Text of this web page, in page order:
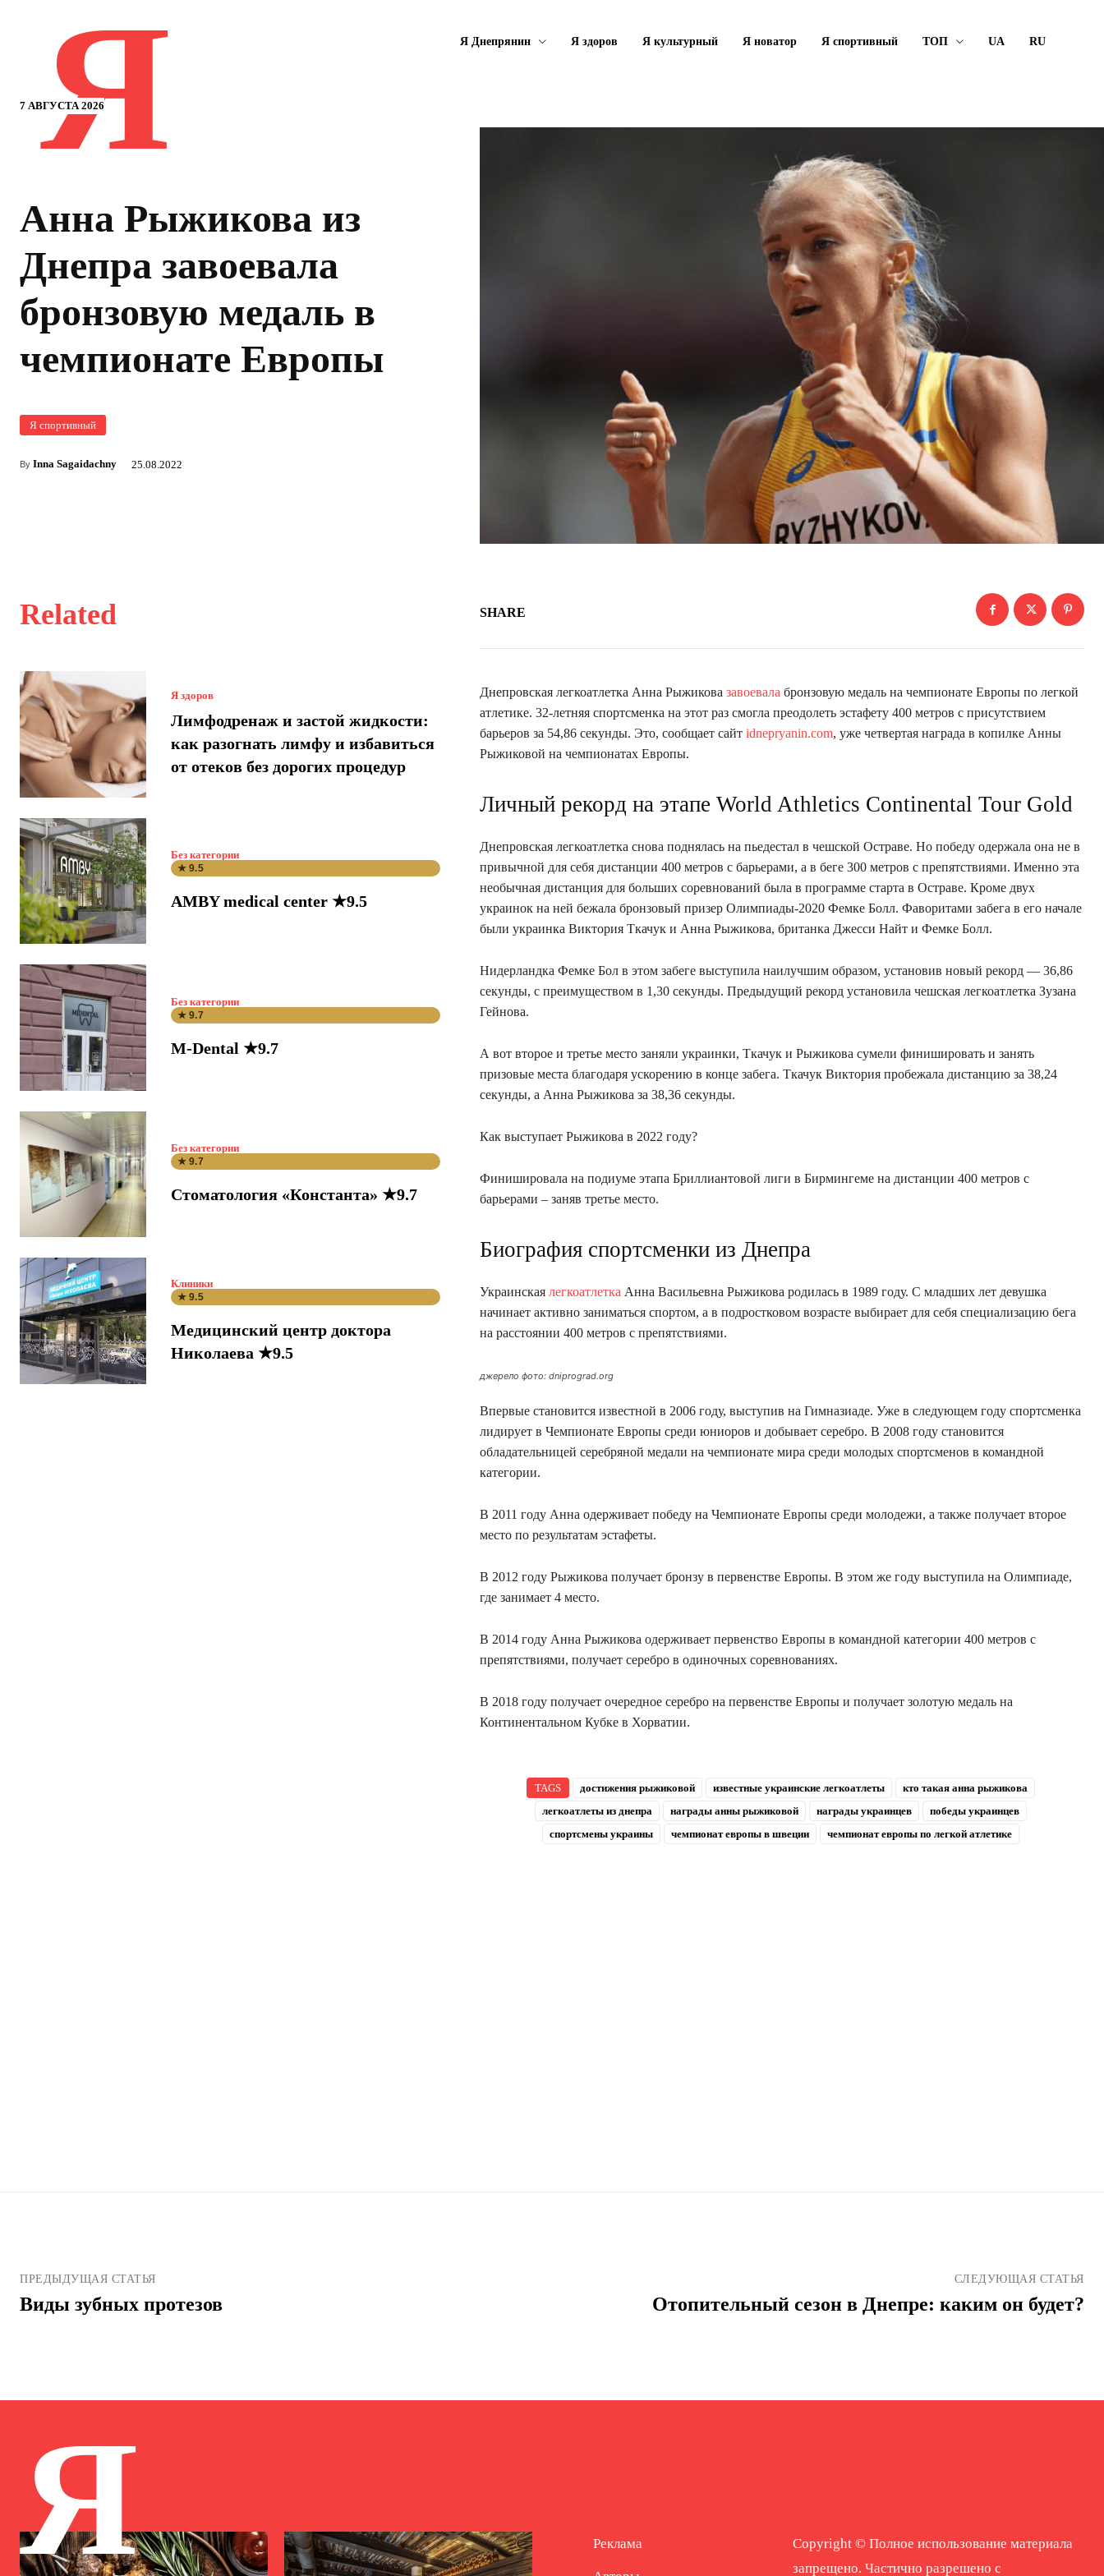
7 АВГУСТА 2026
Я Я Днепрянин Я здоров Я культурный Я новатор Я спортивный ТОП UA RU
Анна Рыжикова из
Днепра завоевала
бронзовую медаль в
чемпионате Европы
Я спортивный
By Inna Sagaidachny 25.08.2022
Related
Я здоров
Лимфодренаж и застой жидкости:
как разогнать лимфу и избавиться
от отеков без дорогих процедур
Без категории
★ 9.5
AMBY medical center ★9.5
Без категории
★ 9.7
M-Dental ★9.7
Без категории
★ 9.7
Стоматология «Константа» ★9.7
Клиники
★ 9.5
Медицинский центр доктора
Николаева ★9.5
SHARE
Днепровская легкоатлетка Анна Рыжикова завоевала бронзовую медаль на чемпионате Европы по легкой
атлетике. 32-летняя спортсменка на этот раз смогла преодолеть эстафету 400 метров с присутствием
барьеров за 54,86 секунды. Это, сообщает сайт idnepryanin.com, уже четвертая награда в копилке Анны
Рыжиковой на чемпионатах Европы.
Личный рекорд на этапе World Athletics Continental Tour Gold
Днепровская легкоатлетка снова поднялась на пьедестал в чешской Остраве. Но победу одержала она не в
привычной для себя дистанции 400 метров с барьерами, а в беге 300 метров с препятствиями. Именно эта
необычная дистанция для больших соревнований была в программе старта в Остраве. Кроме двух
украинок на ней бежала бронзовый призер Олимпиады-2020 Фемке Болл. Фаворитами забега в его начале
были украинка Виктория Ткачук и Анна Рыжикова, британка Джесси Найт и Фемке Болл.
Нидерландка Фемке Бол в этом забеге выступила наилучшим образом, установив новый рекорд — 36,86
секунды, с преимуществом в 1,30 секунды. Предыдущий рекорд установила чешская легкоатлетка Зузана
Гейнова.
А вот второе и третье место заняли украинки, Ткачук и Рыжикова сумели финишировать и занять
призовые места благодаря ускорению в конце забега. Ткачук Виктория пробежала дистанцию ​​за 38,24
секунды, а Анна Рыжикова за 38,36 секунды.
Как выступает Рыжикова в 2022 году?
Финишировала на подиуме этапа Бриллиантовой лиги в Бирмингеме на дистанции 400 метров с
барьерами – заняв третье место.
Биография спортсменки из Днепра
Украинская легкоатлетка Анна Васильевна Рыжикова родилась в 1989 году. С младших лет девушка
начинает активно заниматься спортом, а в подростковом возрасте выбирает для себя специализацию бега
на расстоянии 400 метров с препятствиями.
джерело фото: dniprograd.org
Впервые становится известной в 2006 году, выступив на Гимназиаде. Уже в следующем году спортсменка
лидирует в Чемпионате Европы среди юниоров и добывает серебро. В 2008 году становится
обладательницей серебряной медали на чемпионате мира среди молодых спортсменов в командной
категории.
В 2011 году Анна одерживает победу на Чемпионате Европы среди молодежи, а также получает второе
место по результатам эстафеты.
В 2012 году Рыжикова получает бронзу в первенстве Европы. В этом же году выступила на Олимпиаде,
где занимает 4 место.
В 2014 году Анна Рыжикова одерживает первенство Европы в командной категории 400 метров с
препятствиями, получает серебро в одиночных соревнованиях.
В 2018 году получает очередное серебро на первенстве Европы и получает золотую медаль на
Континентальном Кубке в Хорватии.
TAGS достижения рыжиковой известные украинские легкоатлеты
кто такая анна рыжикова
легкоатлеты из днепра
награды анны рыжиковой награды украинцев
победы украинцев
спортсмены украины
чемпионат европы в швеции чемпионат европы по легкой атлетике
ПРЕДЫДУЩАЯ СТАТЬЯ
Виды зубных протезов
СЛЕДУЮЩАЯ СТАТЬЯ
Отопительный сезон в Днепре: каким он будет?
Я Реклама
Copyright © Полное использование материала
запрещено. Частично разрешено с